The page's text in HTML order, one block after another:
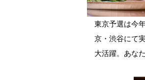
東京予選は今
京・渋谷にて
大活躍。あな